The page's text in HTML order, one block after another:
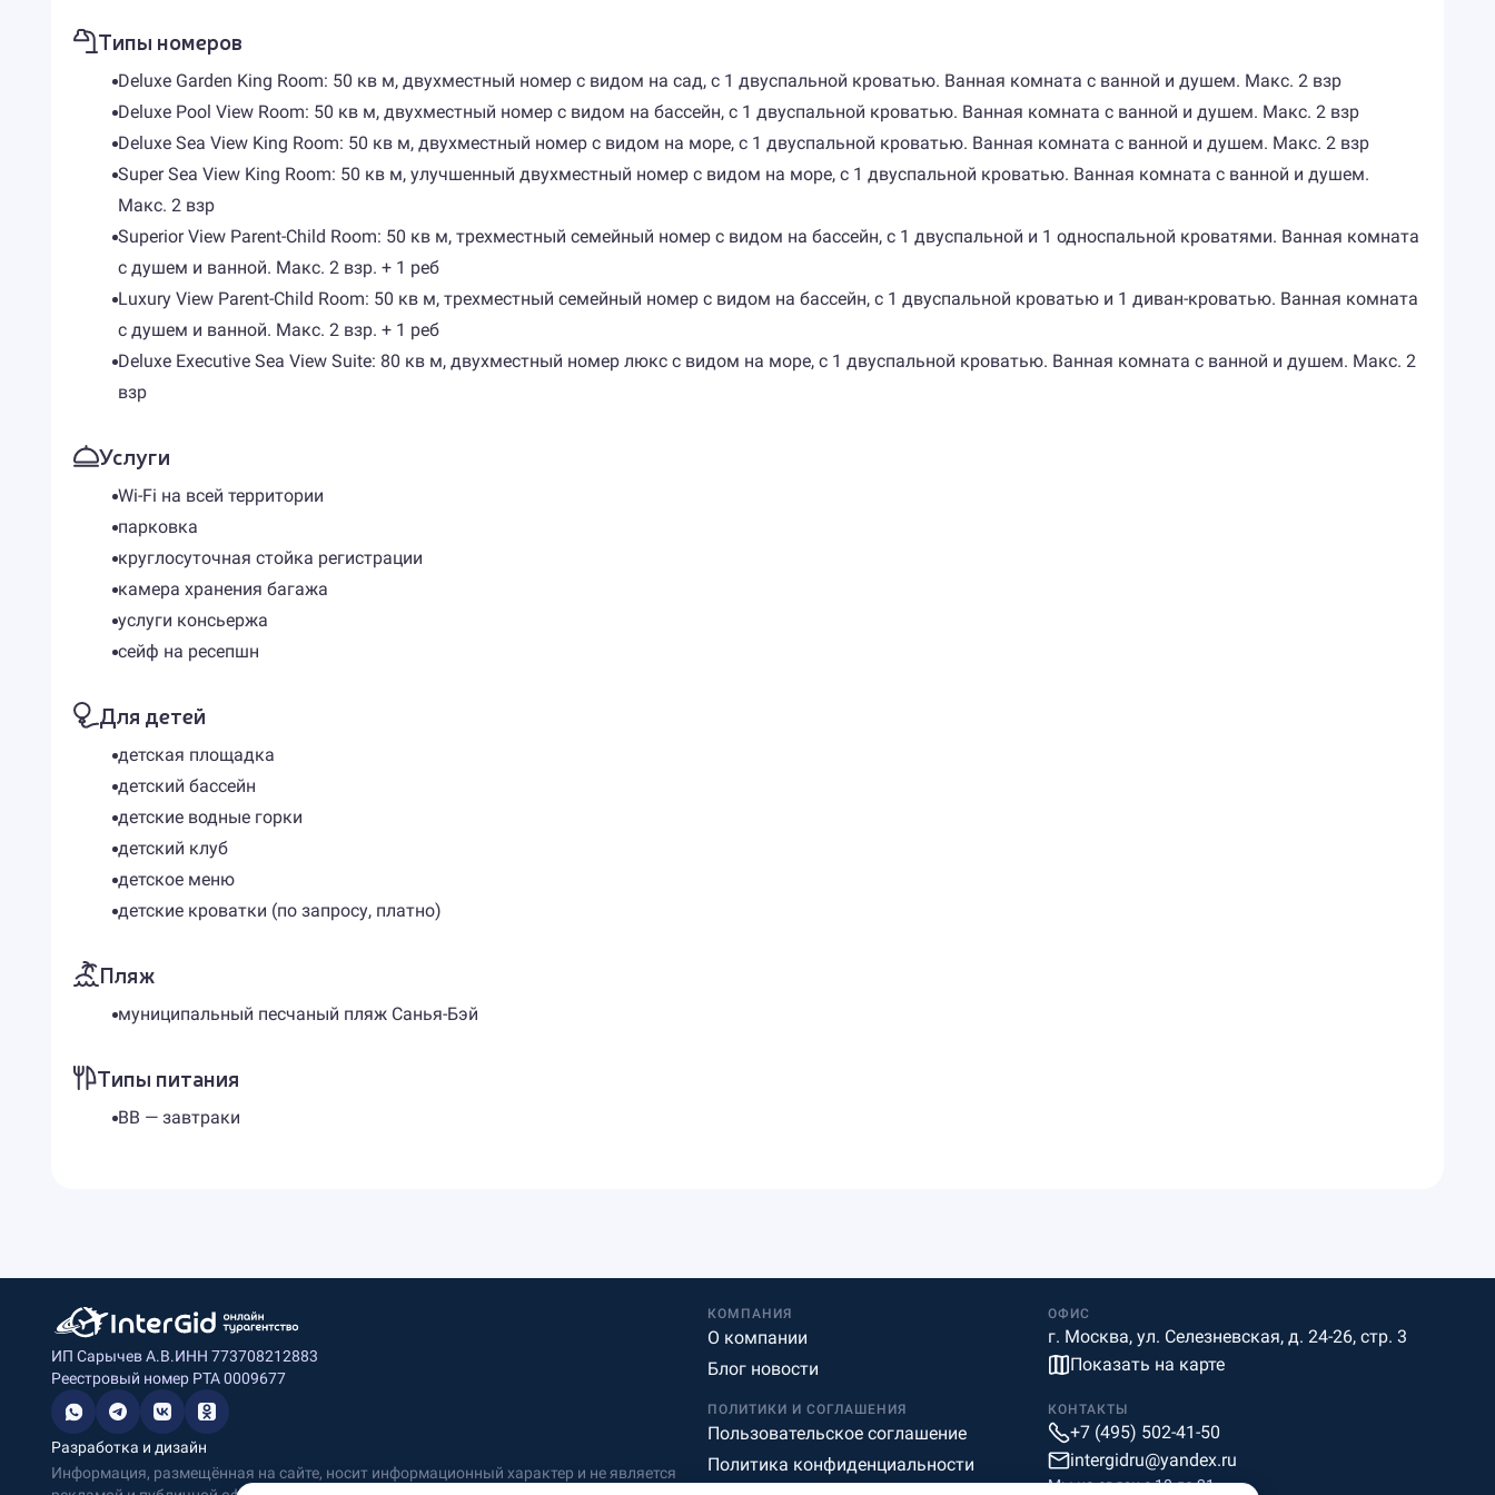
Типы номеров
Deluxe Garden King Room: 50 кв м, двухместный номер с видом на сад, с 1 двуспальной кроватью. Ванная комната с ванной и душем. Макс. 2 взр
Deluxe Pool View Room: 50 кв м, двухместный номер с видом на бассейн, с 1 двуспальной кроватью. Ванная комната с ванной и душем. Макс. 2 взр
Deluxe Sea View King Room: 50 кв м, двухместный номер с видом на море, с 1 двуспальной кроватью. Ванная комната с ванной и душем. Макс. 2 взр
Super Sea View King Room: 50 кв м, улучшенный двухместный номер с видом на море, с 1 двуспальной кроватью. Ванная комната с ванной и душем.
Макс. 2 взр
Superior View Parent-Child Room: 50 кв м, трехместный семейный номер с видом на бассейн, с 1 двуспальной и 1 односпальной кроватями. Ванная комната
с душем и ванной. Макс. 2 взр. + 1 реб
Luxury View Parent-Child Room: 50 кв м, трехместный семейный номер с видом на бассейн, с 1 двуспальной кроватью и 1 диван-кроватью. Ванная комната
с душем и ванной. Макс. 2 взр. + 1 реб
Deluxe Executive Sea View Suite: 80 кв м, двухместный номер люкс с видом на море, с 1 двуспальной кроватью. Ванная комната с ванной и душем. Макс. 2
взр
Услуги
Wi-Fi на всей территории
парковка
круглосуточная стойка регистрации
камера хранения багажа
услуги консьержа
сейф на ресепшн
Для детей
детская площадка
детский бассейн
детские водные горки
детский клуб
детское меню
детские кроватки (по запросу, платно)
Пляж
муниципальный песчаный пляж Санья-Бэй
Типы питания
BB — завтраки
ИП Сарычев А.В.ИНН 773708212883
Реестровый номер РТА 0009677
Разработка и дизайн
Информация, размещённая на сайте, носит информационный характер и не является
КОМПАНИЯ
О компании
Блог новости
ОФИС
г. Москва, ул. Селезневская, д. 24-26, стр. 3
Показать на карте
ПОЛИТИКИ И СОГЛАШЕНИЯ
Пользовательское соглашение
Политика конфиденциальности
КОНТАКТЫ
+7 (495) 502-41-50
intergidru@yandex.ru
Мы на связи c 10 до 21